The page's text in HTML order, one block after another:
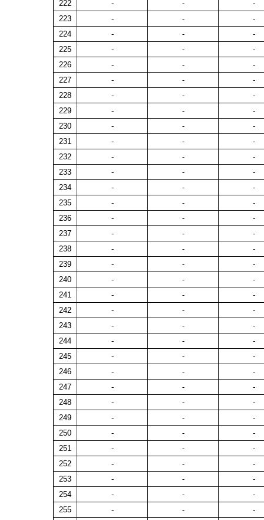
222
- -
-
223
- -
-
224
- -
-
225
- -
-
226
- -
-
227
- -
-
228
- -
-
229
- -
-
230
- -
-
231
- -
-
232
- -
-
233
- -
-
234
- -
-
235
- -
-
236
- -
-
237
- -
-
238
- -
-
239
- -
-
240
- -
-
241
- -
-
242
- -
-
243
- -
-
244
- -
-
245
- -
-
246
- -
-
247
- -
-
248
- -
-
249
- -
-
250
- -
-
251
- -
-
252
- -
-
253
- -
-
254
- -
-
255
- -
-